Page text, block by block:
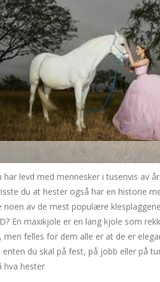
levd med mennesker i tusenvis av
du at hester også har en historie
av de mest populære
En maxikjole er en lang kjole som
felles for dem alle er at de er
du skal på fest, på jobb eller på
hva hester